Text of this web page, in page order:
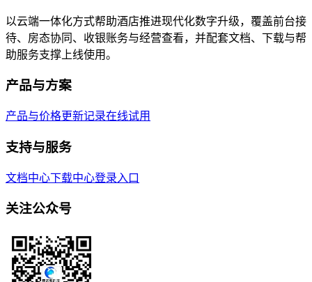
以云端一体化方式帮助酒店推进现代化数字升级，覆盖前台接
待、房态协同、收银账务与经营查看，并配套文档、下载与帮
助服务支撑上线使用。
产品与方案
产品与价格更新记录在线试用
支持与服务
文档中心下载中心登录入口
关注公众号